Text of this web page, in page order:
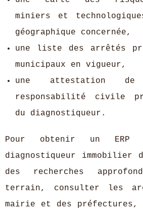
miniers et
géographique concernée,
une liste des arrêtés
municipaux en vigueur,
une attestation de
responsabilité civile
du diagnostiqueur.
Pour obtenir un ERP
diagnostiqueur immobilier
des recherches
terrain, consulter les
mairie et des